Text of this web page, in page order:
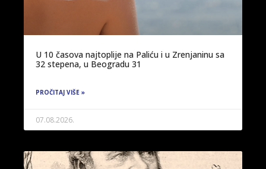
U 10 časova najtoplije na Paliću i u Zrenjaninu sa
32 stepena, u Beogradu 31
PROČITAJ VIŠE »
07.08.2026.